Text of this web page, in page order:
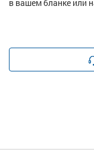
в вашем бланке или